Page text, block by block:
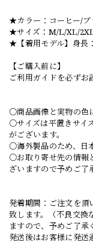
★カラー：コーヒー/ブ
★サイズ：M/L/XL/
★【着用モデル】身
【ご購入前に】
ご利用ガイドを必ずお
○商品画像と実物の色
○サイズは平置きサイ
がございます。
○海外製品のため、日
○お取り寄せ先の情報
ざいますので予めご了
発着期間：ご注文を頂
致します。（不良交換
ますので、予めご了承
発送後はお客様に発送